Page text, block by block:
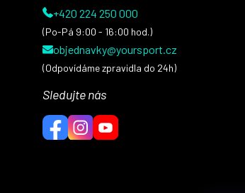
+420 224 250 000
(Po-Pá 9:00 - 16:00 hod.)
objednavky@yoursport.cz
(Odpovídáme zpravidla do 24h)
Sledujte nás